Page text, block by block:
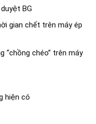
BG
gian chết trên máy ép
“chồng chéo” trên máy
hiện có